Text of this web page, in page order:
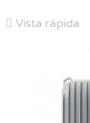
 Vista rápida